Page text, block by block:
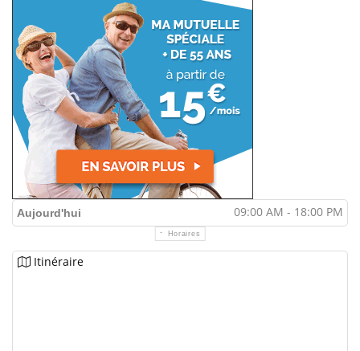
Aujourd'hui 09:00 AM - 18:00 PM
Horaires
Itinéraire